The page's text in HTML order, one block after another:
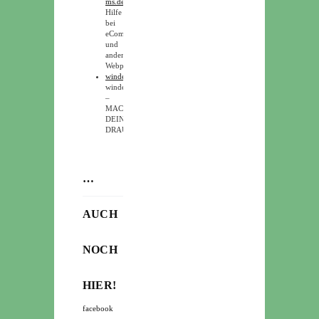
Hilfe
bei
eCommerce
und
anderen
Webprojekten.
windeltou.de
windeltou
–
MACH
DEINS
DRAUS
…
AUCH
NOCH
HIER!
facebook